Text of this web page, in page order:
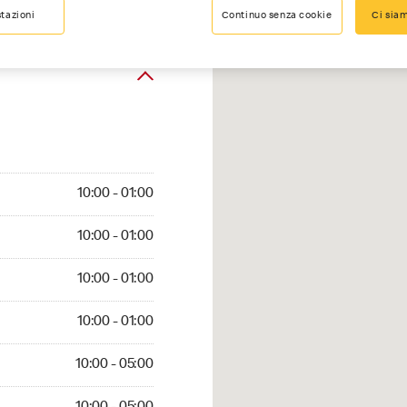
10:00 - 01:00
10:00 - 01:00
10:00 - 01:00
10:00 - 01:00
10:00 - 05:00
Continuo senza cookie Ci